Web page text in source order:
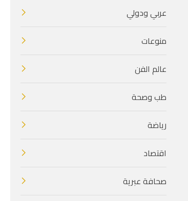
عربي ودولي
منوعات
عالم الفن
طب وصحة
رياضة
اقتصاد
صحافة عبرية